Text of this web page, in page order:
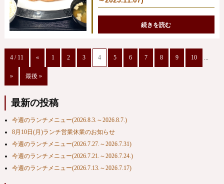
続きを読む
4 / 11 « 1 2 3 4 5 6 7 8 9 10 ...
» 最後 »
最新の投稿
今週のランチメニュー(2026.8.3.～2026.8.7.)
8月10日(月)ランチ営業休業のお知らせ
今週のランチメニュー(2026.7.27.～2026.7.31)
今週のランチメニュー(2026.7.21.～2026.7.24.)
今週のランチメニュー(2026.7.13.～2026.7.17)